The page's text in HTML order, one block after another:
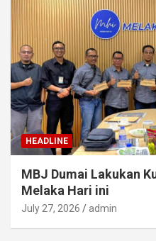
HEADLINE
MBJ Dumai Lakukan
Melaka Hari ini
July 27, 2026 admin